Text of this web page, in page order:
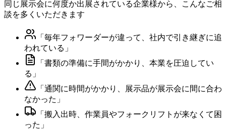
同じ展示会に何度か出展されている企業様から、こんなご相
談を多くいただきます
「 毎年フォワーダーが違って、社内で引き継ぎに追
われている 」
「 書類の準備に手間がかかり、本業を圧迫してい
る 」
「 通関に時間がかかり、展示品が展示会に間に合わ
なかった 」
「 搬入出時、作業員やフォークリフトが来なくて困
った 」